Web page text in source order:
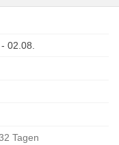
02.08.
Tagen